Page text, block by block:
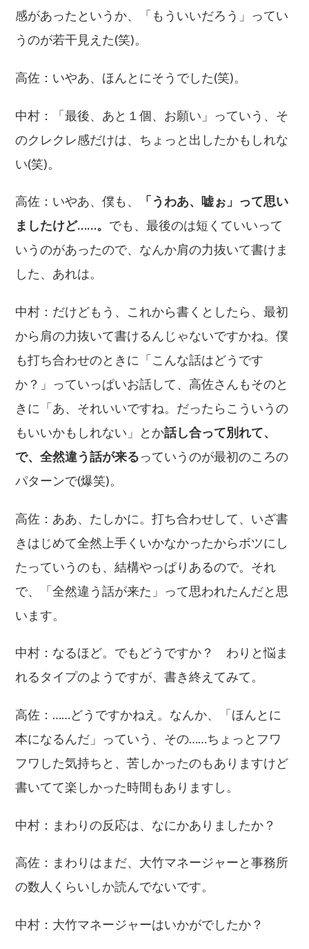
感があったというか、「もういいだろう」ってい
うのが若干見えた(笑)。
高佐：いやあ、ほんとにそうでした(笑)。
中村：「最後、あと１個、お願い」っていう、そ
のクレクレ感だけは、ちょっと出したかもしれな
い(笑)。
高佐：いやあ、僕も、
「うわあ、嘘ぉ」って思い
ましたけど……。 でも、最後のは短くていいって
いうのがあったので、なんか肩の力抜いて書けま
した、あれは。
中村：だけどもう、これから書くとしたら、最初
から肩の力抜いて書けるんじゃないですかね。僕
も打ち合わせのときに「こんな話はどうです
か？」っていっぱいお話して、高佐さんもそのと
きに「あ、それいいですね。だったらこういうの
もいいかもしれない」とか話し合って別れて、
で、全然違う話が来るっていうのが最初のころの
パターンで(爆笑)。
高佐：ああ、たしかに。打ち合わせして、いざ書
きはじめて全然上手くいかなかったからボツにし
たっていうのも、結構やっぱりあるので。それ
で、「全然違う話が来た」って思われたんだと思
います。
中村：なるほど。でもどうですか？ わりと悩ま
れるタイプのようですが、書き終えてみて。
高佐：……どうですかねえ。なんか、「ほんとに
本になるんだ」っていう、その……ちょっとフワ
フワした気持ちと、苦しかったのもありますけど
書いてて楽しかった時間もありますし。
中村：まわりの反応は、なにかありましたか？
高佐：まわりはまだ、大竹マネージャーと事務所
の数人くらいしか読んでないです。
中村：大竹マネージャーはいかがでしたか？